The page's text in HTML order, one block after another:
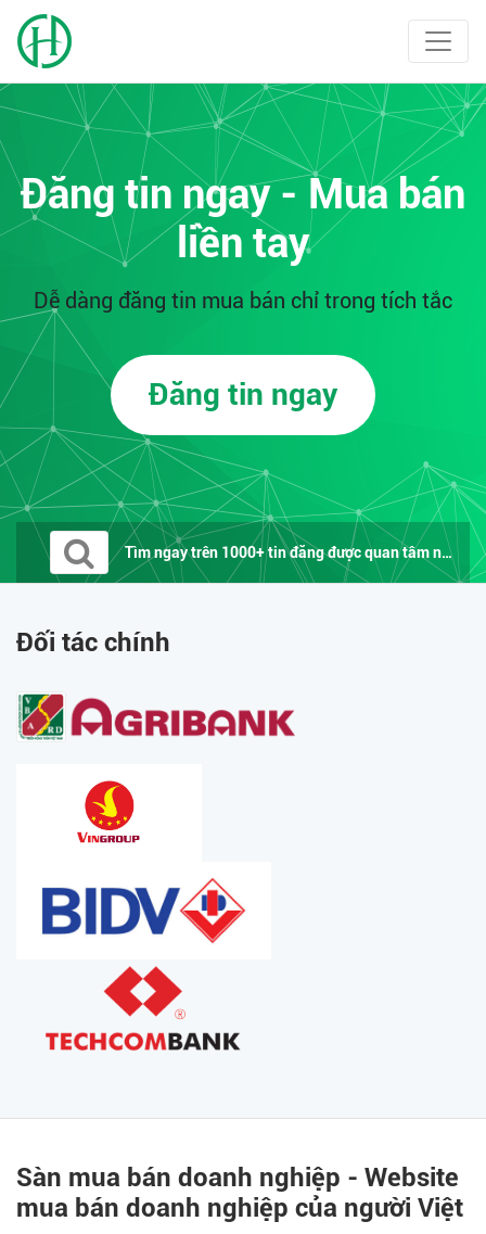
Đăng tin ngay - Mua bán
liền tay
Dễ dàng đăng tin mua bán chỉ trong tích tắc
Đăng tin ngay
Tìm ngay trên 1000+ tin đăng được quan tâm nhất trên...
Đối tác chính
Sàn mua bán doanh nghiệp - Website
mua bán doanh nghiệp của người Việt